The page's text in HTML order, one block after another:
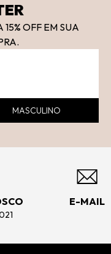
15% OFF EM SUA
MASCULINO
E-MAIL